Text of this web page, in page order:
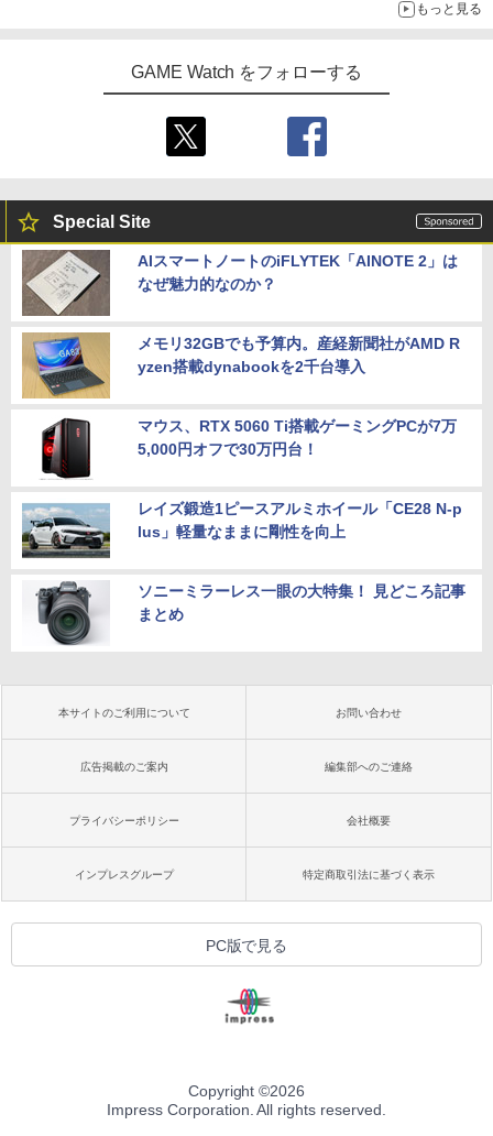
もっと見る
GAME Watch をフォローする
Special Site
AIスマートノートのiFLYTEK「AINOTE 2」は
なぜ魅力的なのか？
メモリ32GBでも予算内。産経新聞社がAMD R
yzen搭載dynabookを2千台導入
マウス、RTX 5060 Ti搭載ゲーミングPCが7万
5,000円オフで30万円台！
レイズ鍛造1ピースアルミホイール「CE28 N-p
lus」軽量なままに剛性を向上
ソニーミラーレス一眼の大特集！ 見どころ記事
まとめ
本サイトのご利用について お問い合わせ
広告掲載のご案内 編集部へのご連絡
プライバシーポリシー 会社概要
インプレスグループ 特定商取引法に基づく表示
PC版で見る
Copyright ©2026
Impress Corporation. All rights reserved.